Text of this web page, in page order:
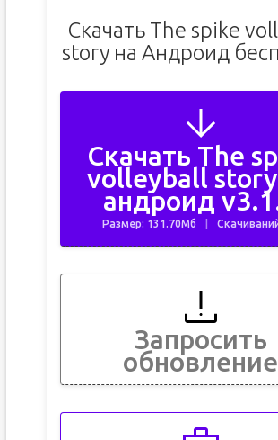
Скачать The spike
story на Андроид
Скачать The
volleyball
андроид
Размер: 131.70Мб
Запросить
обновление